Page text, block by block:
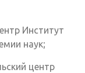
Институт
наук;
центр